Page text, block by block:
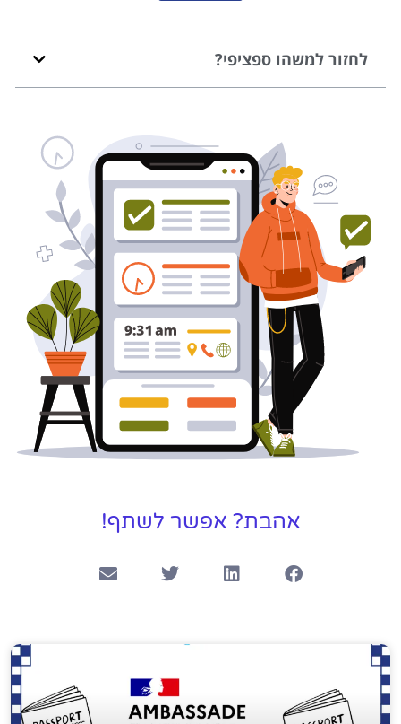
לחזור למשהו ספציפי?
אהבת? אפשר לשתף!